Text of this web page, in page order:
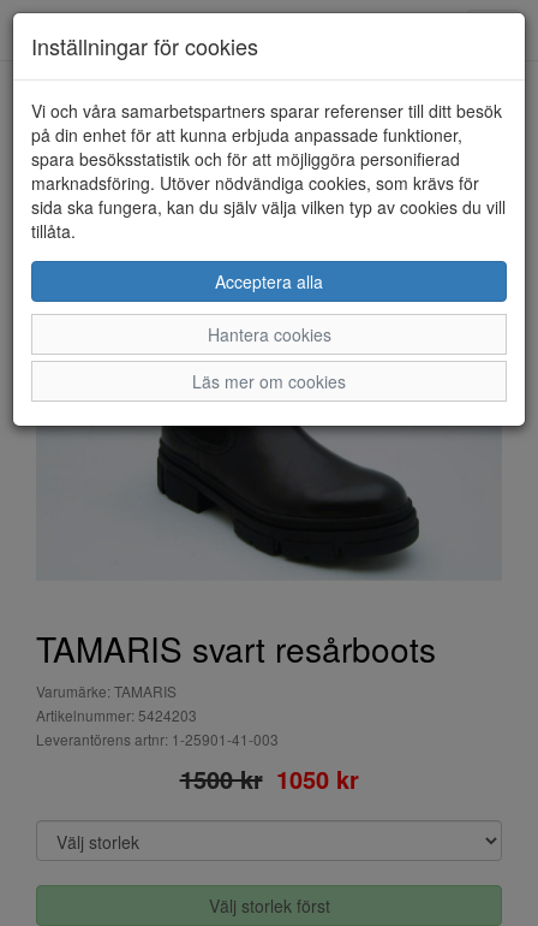
HEM TAMARIS
TAMARIS svart resårboots
Varumärke: TAMARIS
Artikelnummer: 5424203
Leverantörens artnr: 1-25901-41-003
1500 kr 1050 kr
Välj storlek först
Inställningar för cookies
Vi och våra samarbetspartners sparar referenser till ditt besök
på din enhet för att kunna erbjuda anpassade funktioner,
spara besöksstatistik och för att möjliggöra personifierad
marknadsföring. Utöver nödvändiga cookies, som krävs för
sida ska fungera, kan du själv välja vilken typ av cookies du vill
tillåta.
Acceptera alla
Hantera cookies
Läs mer om cookies